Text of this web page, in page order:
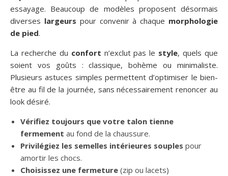
essayage. Beaucoup de modèles proposent désormais
diverses largeurs pour convenir à chaque morphologie
de pied.
La recherche du confort n’exclut pas le style, quels que
soient vos goûts : classique, bohème ou minimaliste.
Plusieurs astuces simples permettent d’optimiser le bien-
être au fil de la journée, sans nécessairement renoncer au
look désiré.
Vérifiez toujours que votre talon tienne
fermement au fond de la chaussure.
Privilégiez les semelles intérieures souples pour
amortir les chocs.
Choisissez une fermeture (zip ou lacets)